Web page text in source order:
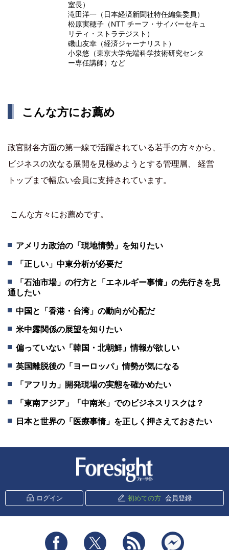
室長）
滝田洋一（日本経済新聞社特任編集委員）
松原実穂子（NTT チーフ・サイバーセキュ
リティ・ストラテジスト）
磯山友幸（経済ジャーナリスト）
小泉悠（東京大学先端科学技術研究センタ
ー専任講師）など
こんな方にお薦め
政官財各方面の第一線で活躍されている若手の方々から、
ビジネスの次なる展開を見極めようとする管理層、 経営
トップまで幅広い会員に支持されています。
こんな方々にお薦めです。
アメリカ政治の「現地情勢」を知りたい
「正しい」中東分析が必要だ
「石油市場」の行方と「エネルギー事情」の先行きを見
通したい
中国と「香港・台湾」の動向が心配だ
米中露関係の展望を知りたい
偏っていない「韓国・北朝鮮」情報が欲しい
英国離脱後の「ヨーロッパ」情勢が気になる
「アフリカ」開発現場の実態を確かめたい
「東南アジア」「中南米」でのビジネスリスクは？
日本と世界の「医療事情」を正しく押さえておきたい
ログイン 初めての方 会員登録
Facebook Twitter RSS